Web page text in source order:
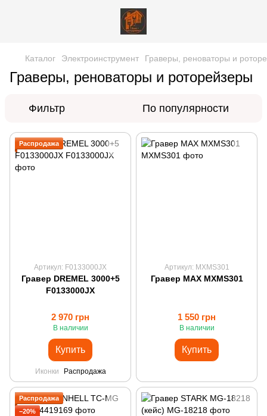
Каталог Электроинструмент Граверы, реноваторы и
Граверы, реноваторы и роторейзеры
Фильтр По популярности
Распродажа
Артикул: F0133000JX
Гравер DREMEL 3000+5
F0133000JX
2 970 грн
В наличии
Купить
Иконки Распродажа
Артикул: MXMS301
Гравер MAX MXMS301
1 550 грн
В наличии
Купить
Распродажа
−20%